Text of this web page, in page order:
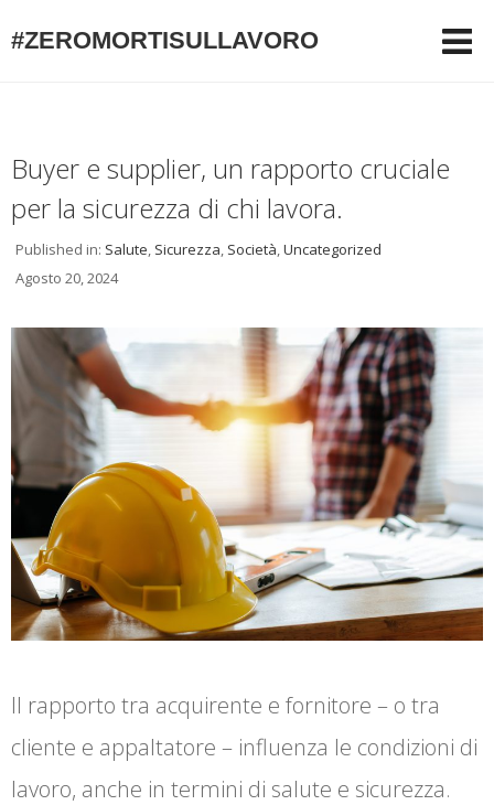
#ZEROMORTISULLAVORO
Buyer e supplier, un rapporto cruciale
per la sicurezza di chi lavora.
Published in: Salute, Sicurezza, Società,Uncategorized
Agosto 20, 2024
Il rapporto tra acquirente e fornitore – o tra
cliente e appaltatore – influenza le condizioni di
lavoro, anche in termini di salute e sicurezza.